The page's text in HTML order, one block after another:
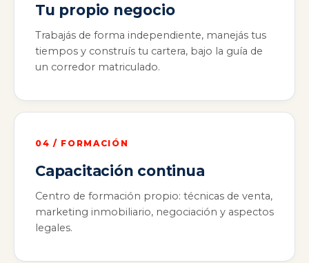
Tu propio negocio
Trabajás de forma independiente, manejás tus
tiempos y construís tu cartera, bajo la guía de
un corredor matriculado.
04 / FORMACIÓN
Capacitación continua
Centro de formación propio: técnicas de venta,
marketing inmobiliario, negociación y aspectos
legales.